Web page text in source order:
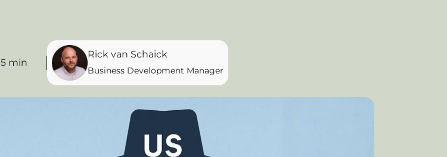
5 min
Rick van Schaick
Business Development Manager